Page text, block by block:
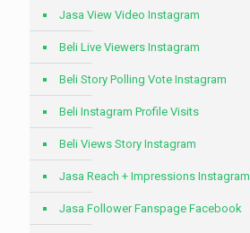
Jasa View Video Instagram
Beli Live Viewers Instagram
Beli Story Polling Vote Instagram
Beli Instagram Profile Visits
Beli Views Story Instagram
Jasa Reach + Impressions Instagram
Jasa Follower Fanspage Facebook